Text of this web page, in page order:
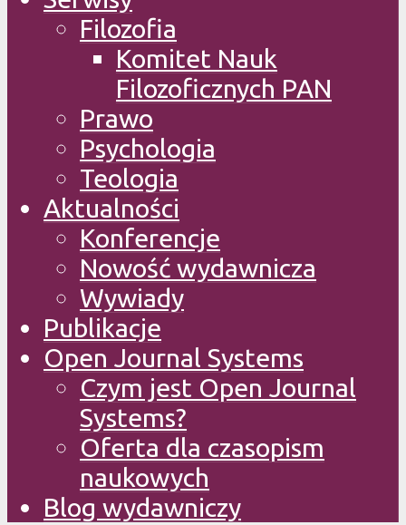
Filozofia
Komitet Nauk
Filozoficznych PAN
Prawo
Psychologia
Teologia
Aktualności
Konferencje
Nowość wydawnicza
Wywiady
Publikacje
Open Journal Systems
Czym jest Open Journal
Systems?
Oferta dla czasopism
naukowych
Blog wydawniczy